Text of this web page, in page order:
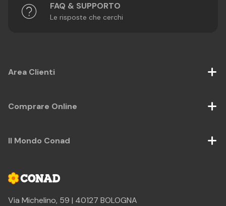
FAQ & SUPPORTO
Le risposte che cerchi
Via Michelino, 59 | 40127 BOLOGNA
Area Clienti
Comprare Online
Il Mondo Conad